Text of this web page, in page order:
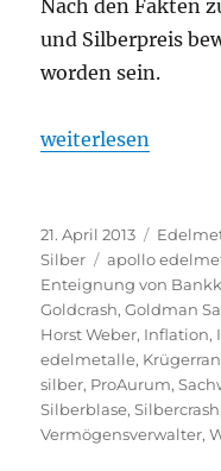
Nach den Fakten
und Silberpreis
worden sein.
„Wie geht es jetzt
weiterlesen
Veröffentlicht
am
21. April 2013
Silber
Schlagwörter
apollo
Enteignung von
Goldcrash,Goldman
Horst Weber, Inflation,
edelmetalle,
silber, ProAurum,
Silberblase,Silbercrash
Vermögensverwalter,